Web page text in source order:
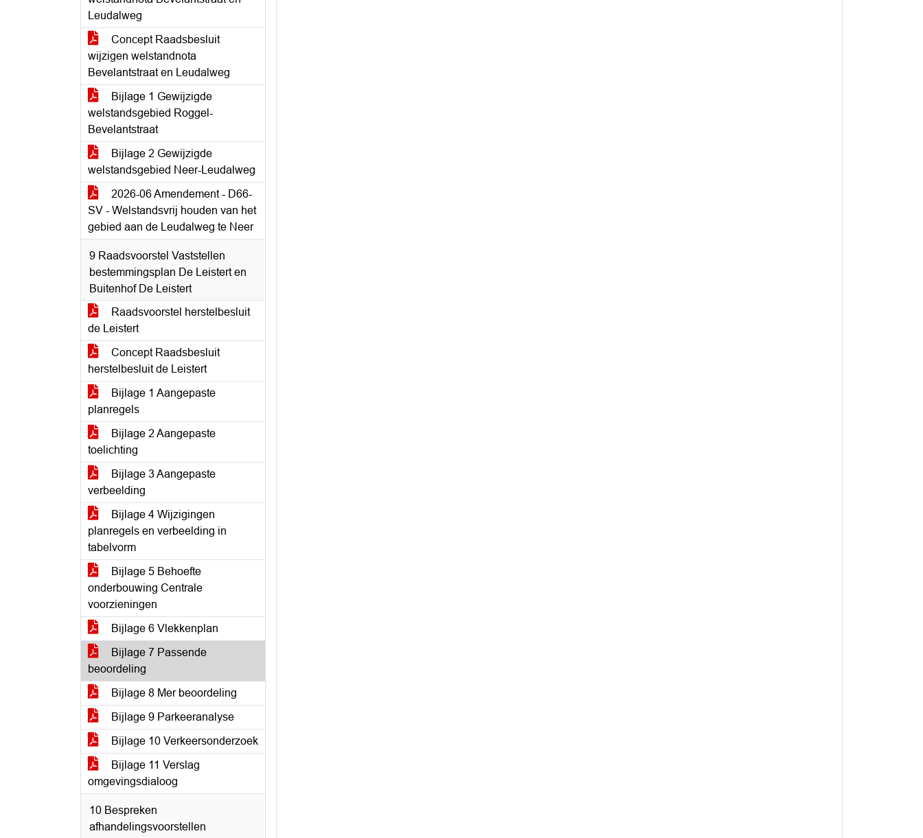
Leudalweg
Concept Raadsbesluit
wijzigen welstandnota
Bevelantstraat en Leudalweg
Bijlage 1 Gewijzigde
welstandsgebied Roggel-
Bevelantstraat
Bijlage 2 Gewijzigde
welstandsgebied Neer-Leudalweg
2026-06 Amendement - D66-
SV - Welstandsvrij houden van het
gebied aan de Leudalweg te Neer
9 Raadsvoorstel Vaststellen
bestemmingsplan De Leistert en
Buitenhof De Leistert
Raadsvoorstel herstelbesluit
de Leistert
Concept Raadsbesluit
herstelbesluit de Leistert
Bijlage 1 Aangepaste
planregels
Bijlage 2 Aangepaste
toelichting
Bijlage 3 Aangepaste
verbeelding
Bijlage 4 Wijzigingen
planregels en verbeelding in
tabelvorm
Bijlage 5 Behoefte
onderbouwing Centrale
voorzieningen
Bijlage 6 Vlekkenplan
Bijlage 7 Passende
beoordeling
Bijlage 8 Mer beoordeling
Bijlage 9 Parkeeranalyse
Bijlage 10 Verkeersonderzoek
Bijlage 11 Verslag
omgevingsdialoog
10 Bespreken
afhandelingsvoorstellen